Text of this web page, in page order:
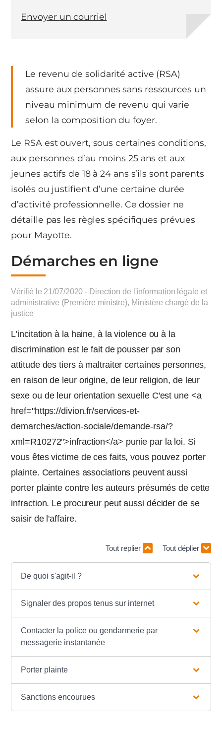
Le revenu de solidarité active (RSA)
assure aux personnes sans ressources un
niveau minimum de revenu qui varie
selon la composition du foyer.
Le RSA est ouvert, sous certaines conditions,
aux personnes d’au moins 25 ans et aux
jeunes actifs de 18 à 24 ans s’ils sont parents
isolés ou justifient d’une certaine durée
d’activité professionnelle. Ce dossier ne
détaille pas les règles spécifiques prévues
pour Mayotte.
Démarches en ligne
Vérifié le 21/07/2020 - Direction de l'information légale et
administrative (Première ministre), Ministère chargé de la
justice
L'incitation à la haine, à la violence ou à la
discrimination est le fait de pousser par son
attitude des tiers à maltraiter certaines personnes,
en raison de leur origine, de leur religion, de leur
sexe ou de leur orientation sexuelle C'est une <a
href="https://divion.fr/services-et-
demarches/action-sociale/demande-rsa/?
xml=R10272">infraction</a> punie par la loi. Si
vous êtes victime de ces faits, vous pouvez porter
plainte. Certaines associations peuvent aussi
porter plainte contre les auteurs présumés de cette
infraction. Le procureur peut aussi décider de se
saisir de l'affaire.
Tout replier Tout déplier
De quoi s'agit-il ?
Signaler des propos tenus sur internet
Contacter la police ou gendarmerie par
messagerie instantanée
Porter plainte
Sanctions encourues
Envoyer un courriel